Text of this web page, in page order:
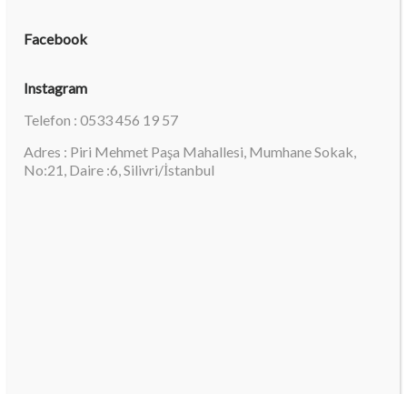
Facebook
Instagram
Telefon : 0533 456 19 57
Adres : Piri Mehmet Paşa Mahallesi, Mumhane Sokak,
No:21, Daire :6, Silivri/İstanbul